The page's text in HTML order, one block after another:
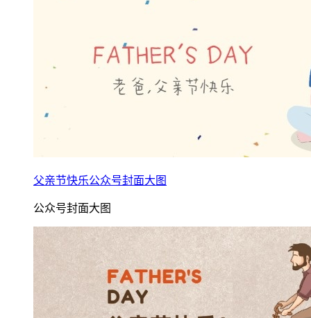
父亲节快乐公众号封面大图
公众号封面大图